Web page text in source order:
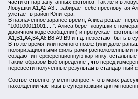
части от пар запутанных фотонов. Так же и в
Ловушки A1,A2,A3... забирает себе пресловутая
улетает в район Юпитера.
В назначенное заранее время, Алиса решает
"100100011001.....". Алиса берет ловушки с
двоичном коде сообщения) и пропускает
A1,B1,A4,B4,A8,B8,A9,B9 и т.д. перестают быть в
В то же время, или немного позже (или даже
поляризационными фильтрами расположенными
создают интерференционную картинку, остальные
Таким образом Боб определяет, что перед
перевести полученные результаы в стандартный
Соответственно, у меня вопрос: что в моих
нахождении частицы в суперпозиции для